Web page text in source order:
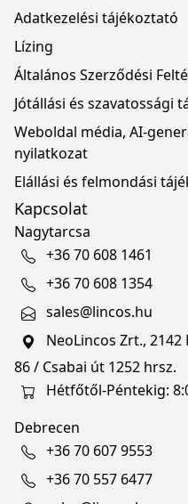
Adatkezelési tájékoztató
Lízing
Általános Szerződési
Jótállási és szavatossági
Weboldal média, AI-
nyilatkozat
Elállási és felmondási
Kapcsolat
Nagytarcsa
+36 70 608 1461
+36 70 608 1354
sales@lincos.hu
NeoLincos Zrt.,
86 / Csabai út 1252 hrsz.
Hétfőtől-Péntekig:
Debrecen
+36 70 607 9553
+36 70 557 6477